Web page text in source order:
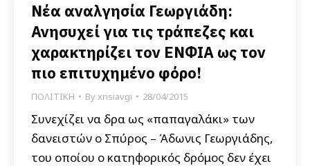
Νέα αναλγησία Γεωργιάδη:
Ανησυχεί για τις τράπεζες και
χαρακτηρίζει τον ΕΝΦΙΑ ως τον
πιο επιτυχημένο φόρο!
ΠΟΛΙΤΙΚΗ Byxrisiavgi 28/04/2015
Συνεχίζει να δρα ως «παπαγαλάκι» των
δανειστών ο Σπύρος – Άδωνις Γεωργιάδης,
του οποίου ο κατηφορικός δρόμος δεν έχει